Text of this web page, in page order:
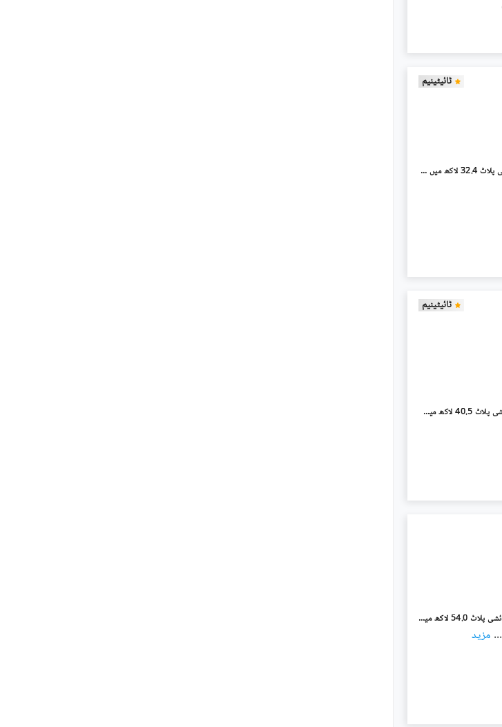
ٹائیٹینیم
حیدر آباد - بدین روڈ حیدر آباد میں 5 مرلہ رہائشی پلاٹ 32.4 لاکھ میں برائے فروخت۔
ٹائیٹینیم
فتح چوک آٹو بھن روڈ,حیدر آباد میں 6 مرلہ رہائشی پلاٹ 40.5 لاکھ میں برائے فروخت۔
قاسم آباد مین بائی پاس حیدر آباد میں 5 مرلہ رہائشی پلاٹ 54.0 لاکھ میں برائے فروخت۔
... مزید